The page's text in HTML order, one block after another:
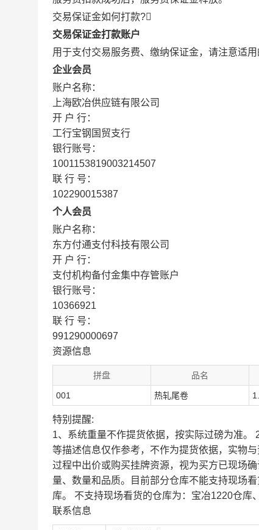
交易保证金如何打款?
交易保证金打款账户
用于支付交易服务费、缴纳保证金，请注意适用
企业会员
账户名称：
上海欧冶供应链有限公司
开 户 行：
工行宝钢国贸支行
银行账号：
1001153819003214507
联 行 号：
102290015387
个人会员
账户名称：
东方付通支付科技有限公司
开 户 行：
支付机构备付金集中存管账户
银行账号：
10366921
联 行 号：
991290000697
资源信息
拼盘 品名
001 热轧尾卷
特别提醒:
1、系统重量不作提货依据，按实际过磅为准
等描述信息仅作参考，不作为提货依据，实物
过程中出价或购买挂牌资源，视为买方已现场
量、数量和品质。目前部分仓库不能支持现场
库。 不支持现场看货的仓库为：宝冶1220仓库
联系信息